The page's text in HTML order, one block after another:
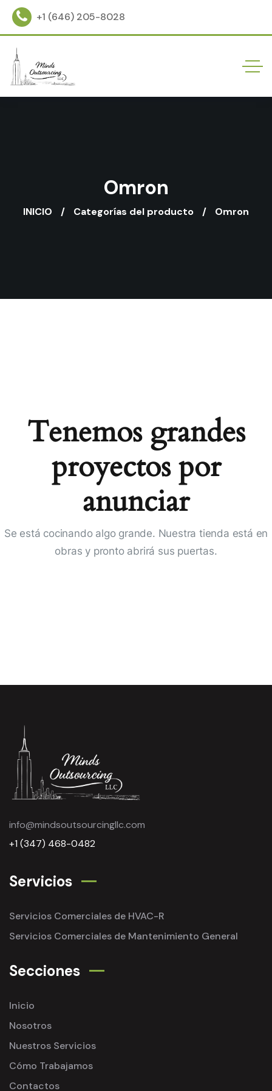
+1 (646) 205-8028
Omron
INICIO Categorías del producto Omron
Tenemos grandes
proyectos por
anunciar
Se está cocinando algo grande. Nuestra tienda está en
obras y pronto abrirá sus puertas.
info@mindsoutsourcingllc.com
+1 (347) 468-0482
Servicios
Servicios Comerciales de HVAC-R
Servicios Comerciales de Mantenimiento General
Secciones
Inicio
Nosotros
Nuestros Servicios
Cómo Trabajamos
Contactos